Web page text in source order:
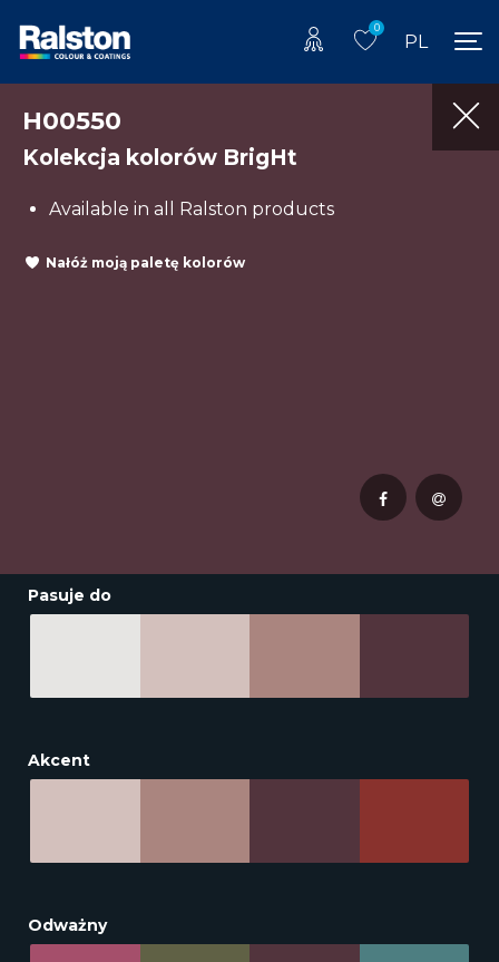
0
PL
H00550
Kolekcja kolorów BrigHt
Available in all Ralston products
Nałóż moją paletę kolorów
Pasuje do
Akcent
Odważny